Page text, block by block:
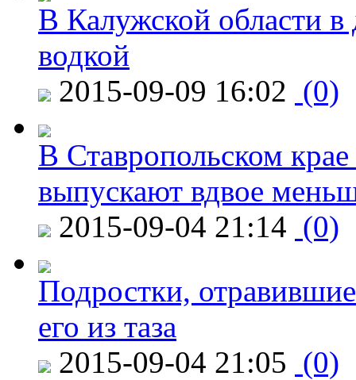
В Калужской области в
водкой
2015-09-09 16:02 (0)
В Ставропольском
выпускают вдвое
2015-09-04 21:14 (0)
Подростки,
его из таза
2015-09-04 21:05 (0)